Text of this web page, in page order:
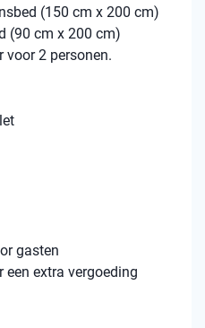
(150 cm x 200 cm)
(90 cm x 200 cm)
voor 2 personen.
gasten
een extra vergoeding